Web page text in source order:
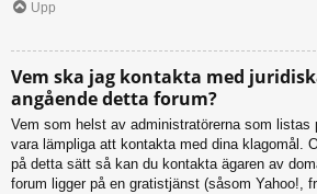
Upp
Vem ska jag kontakta med
angående detta forum?
Vem som helst av administratörerna som listas
vara lämpliga att kontakta med dina klagomål.
på detta sätt så kan du kontakta ägaren av
forum ligger på en gratistjänst (såsom Yahoo!,